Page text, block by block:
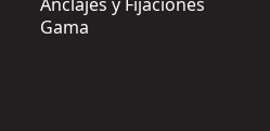
Gama